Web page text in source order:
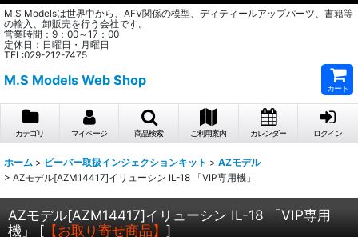
M.S Modelsは世界中から、AFV関係の模型、ディティールアップパーツ、書籍等
の輸入、卸販売を行う会社です。
営業時間：9：00～17：00
定休日：日曜日・月曜日
TEL:029-212-7475
M.S Models Web Shop
カート
カテゴリ マイページ 商品検索 ご利用案内 カレンダー ログイン
ホーム > ビーバー取扱インジェクションキット > AZモデル
> AZモデル[AZM14417]イリューシン IL-18 「VIP専用機」
AZモデル[AZM14417]イリューシン IL-18 「VIP専用
機」
[ 【お取り寄せ商品】 ]